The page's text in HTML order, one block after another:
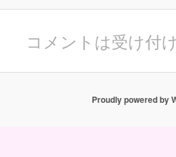
コメントは受け付
Proudly powered by